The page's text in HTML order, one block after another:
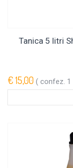
Tanica 5 litri
€ 15,00 ( confez. 1